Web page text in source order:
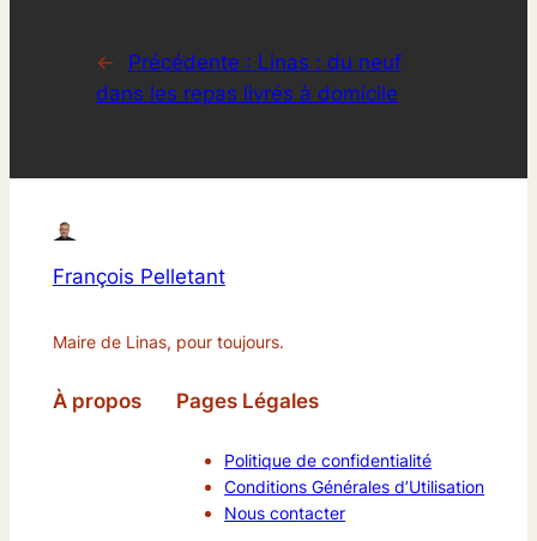
← Précédente : Linas : du neuf
dans les repas livrés à domicile
François Pelletant
Maire de Linas, pour toujours.
À propos Pages Légales
Politique de confidentialité
Conditions Générales d’Utilisation
Nous contacter